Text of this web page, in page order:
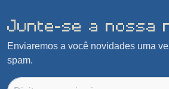
Junte-se a nossa
Enviaremos a você novidades uma
spam.